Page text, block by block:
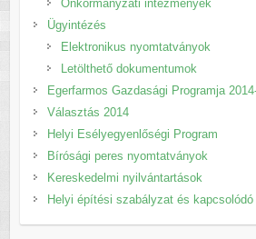
Önkormányzati intézmények
Ügyintézés
Elektronikus nyomtatványok
Letölthető dokumentumok
Egerfarmos Gazdasági Programja
Választás 2014
Helyi Esélyegyenlőségi Program
Bírósági peres nyomtatványok
Kereskedelmi nyilvántartások
Helyi építési szabályzat és